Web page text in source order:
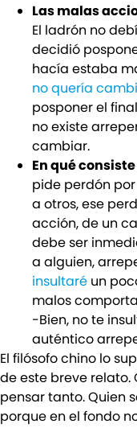
Las malas
El ladrón no
decidió
hacía estaba
no quería
posponer el
no existe
cambiar.
En qué
pide perdón
a otros, ese
acción, de un
debe ser
a alguien,
insultaré un
malos
-Bien, no te
auténtico
El filósofo chino lo
de este breve
pensar tanto. Quien
porque en el fondo